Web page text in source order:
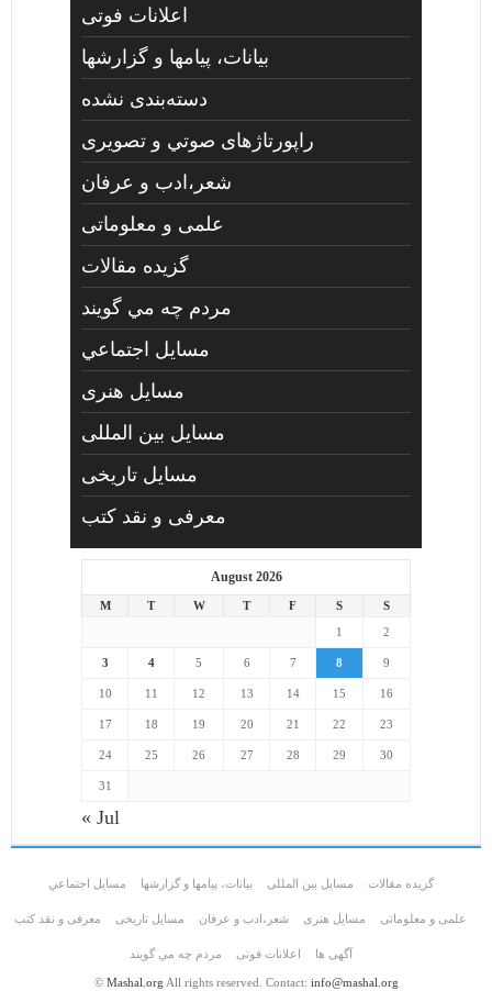
اعلانات فوتی
بیانات، پیامها و گزارشها
دسته‌بندی نشده
راپورتاژهای صوتي و تصويری
شعر،ادب و عرفان
علمی و معلوماتی
گزیده مقالات
مردم چه مي گويند
مسايل اجتماعي
مسايل هنری
مسایل بین المللی
مسایل تاریخی
معرفی و نقد کتب
August 2026
M T W T F S
S
1
2
3 4 5 6 7 8 9
10 11 12 13 14 15 16
17 18 19 20 21 22 23
24 25 26 27 28 29 30
31
« Jul
گزیده مقالات مسایل بین المللی بیانات، پیامها و گزارشها مسايل اجتماعي
علمی و معلوماتی مسايل هنری شعر،ادب و عرفان مسایل تاریخی معرفی و نقد کتب
آگهی ها اعلانات فوتی مردم چه مي گويند
© Mashal.org All rights reserved. Contact: info@mashal.org